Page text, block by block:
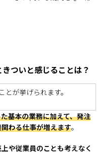
ついと感じることは？
が挙げられます。
基本の業務に加えて、発注
わる仕事が増えます。
や従業員のことも考えなく